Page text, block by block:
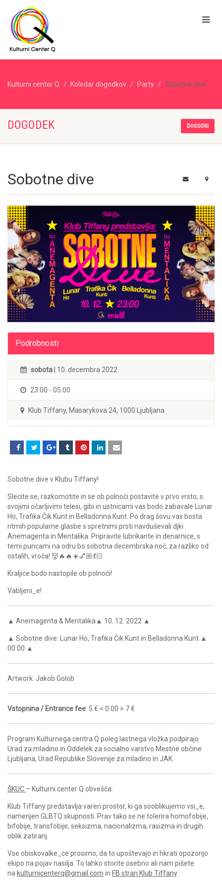
Kulturni center Q Koledar dogodkov Party Sobotne dive
DOGODEK DOGODKI
Sobotne dive
Podrobnosti
sobota | 10. decembra 2022
23:00 - 05:00
Klub Tiffany, Masarykova 24, 1000 Ljubljana
Sobotne dive v Klubu Tiffany!
Slecite se, razkomotite in se ob polnoči postavite v prvo vrsto; s
svojimi očarljivimi telesi, gibi in ustnicami vas bodo zabavale Lunar
Ho, Trafika Čik Kunt in Belladonna Kunt. Po drag šovu vas bosta
ritmih popularne glasbe s spretnimi prsti navduševali djki
Anemagenta in Mentalika. Pripravite lubrikante in denarnice, s
temi puncami na odru bo sobotna decembrska noč, za razliko od
ostalih, vroča! 👹🔥🔥☀️💅🏼💃🏻
Kraljice bodo nastopile ob polnoči!
Vabljeni_e!
▲ Anemagenta & Mentalika▲ 10. 12. 2022 ▲
▲ Sobotne dive: Lunar Ho, Trafika Čik Kunt in Belladonna Kunt ▲
00:00 ▲
Artwork: Jakob Golob
Vstopnina / Entrance fee: 5 € < 0.00 > 7 €
Program Kulturnega centra Q poleg lastnega vložka podpirajo
Urad za mladino in Oddelek za socialno varstvo Mestne občine
Ljubljana, Urad Republike Slovenije za mladino in JAK.
ŠKUC – Kulturni center Q obvešča:
Klub Tiffany predstavlja varen prostor, ki ga sooblikujemo vsi_e,
namenjen GLBTQ skupnosti. Prav tako se ne tolerira homofobije,
bifobije, transfobije, seksizma, nacionalizma, rasizma in drugih
oblik zatiranj.
Vse obiskovalke_ce prosimo, da to upoštevajo in hkrati opozorijo
ekipo na pojav nasilja. To lahko storite osebno ali nam pišete
na kulturnicenterq@gmail.com in FB stran Klub Tiffany.